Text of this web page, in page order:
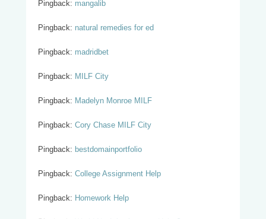
Pingback: mangalib
Pingback: natural remedies for ed
Pingback: madridbet
Pingback: MILF City
Pingback: Madelyn Monroe MILF
Pingback: Cory Chase MILF City
Pingback: bestdomainportfolio
Pingback: College Assignment Help
Pingback: Homework Help